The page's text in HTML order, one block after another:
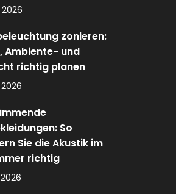
zonieren:
Ambiente- und
richtig planen
So
Sie die Akustik im
richtig